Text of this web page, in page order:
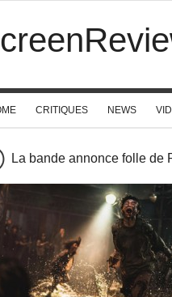
CRITIQUES NEWS
La bande annonce folle de